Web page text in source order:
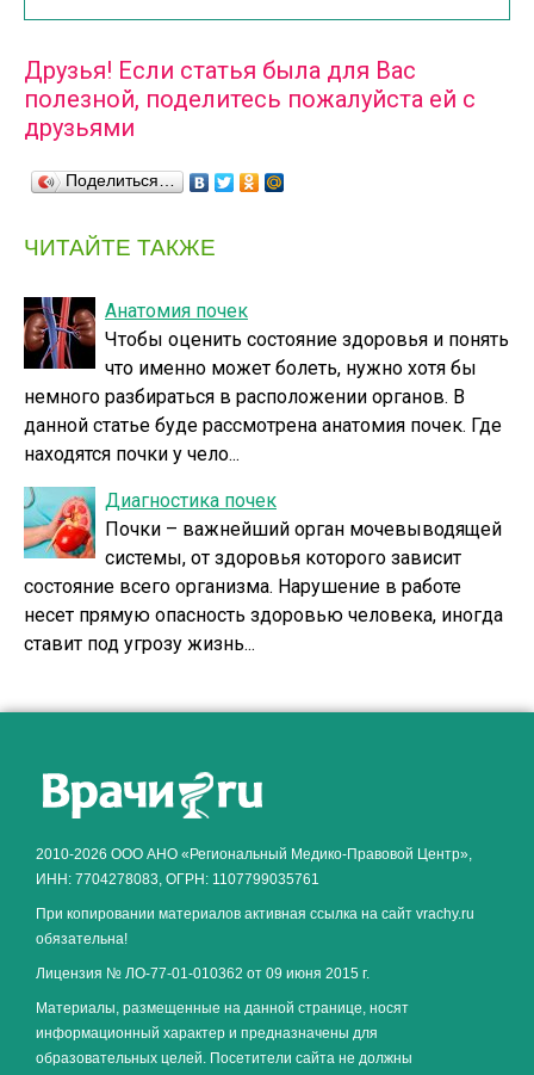
Друзья! Если статья была для Вас
полезной, поделитесь пожалуйста ей с
друзьями
Поделиться…
ЧИТАЙТЕ ТАКЖЕ
Анатомия почек
Чтобы оценить состояние здоровья и понять
что именно может болеть, нужно хотя бы
немного разбираться в расположении органов. В
данной статье буде рассмотрена анатомия почек. Где
находятся почки у чело...
Диагностика почек
Почки – важнейший орган мочевыводящей
системы, от здоровья которого зависит
состояние всего организма. Нарушение в работе
несет прямую опасность здоровью человека, иногда
ставит под угрозу жизнь...
2010-2026 ООО АНО «Региональный Медико-Правовой Центр»,
ИНН: 7704278083, ОГРН: 1107799035761
При копировании материалов активная ссылка на сайт vrachy.ru
обязательна!
Лицензия № ЛО-77-01-010362 от 09 июня 2015 г.
Материалы, размещенные на данной странице, носят
информационный характер и предназначены для
образовательных целей. Посетители сайта не должны